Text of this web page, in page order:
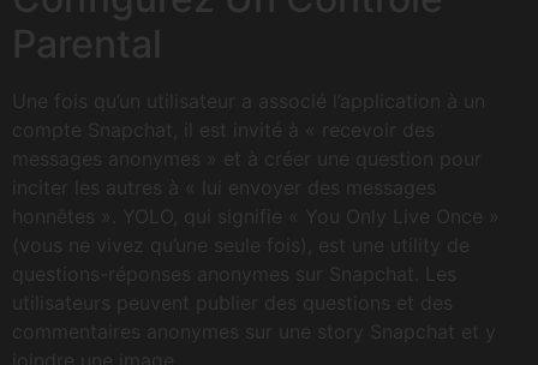
Parental
Une fois qu’un utilisateur a associé l’application à un
compte Snapchat, il est invité à « recevoir des
messages anonymes » et à créer une question pour
inciter les autres à « lui envoyer des messages
honnêtes ». YOLO, qui signifie « You Only Live Once »
(vous ne vivez qu’une seule fois), est une utility de
questions-réponses anonymes sur Snapchat. Les
utilisateurs peuvent publier des questions et des
commentaires anonymes sur une story Snapchat et y
joindre une image.